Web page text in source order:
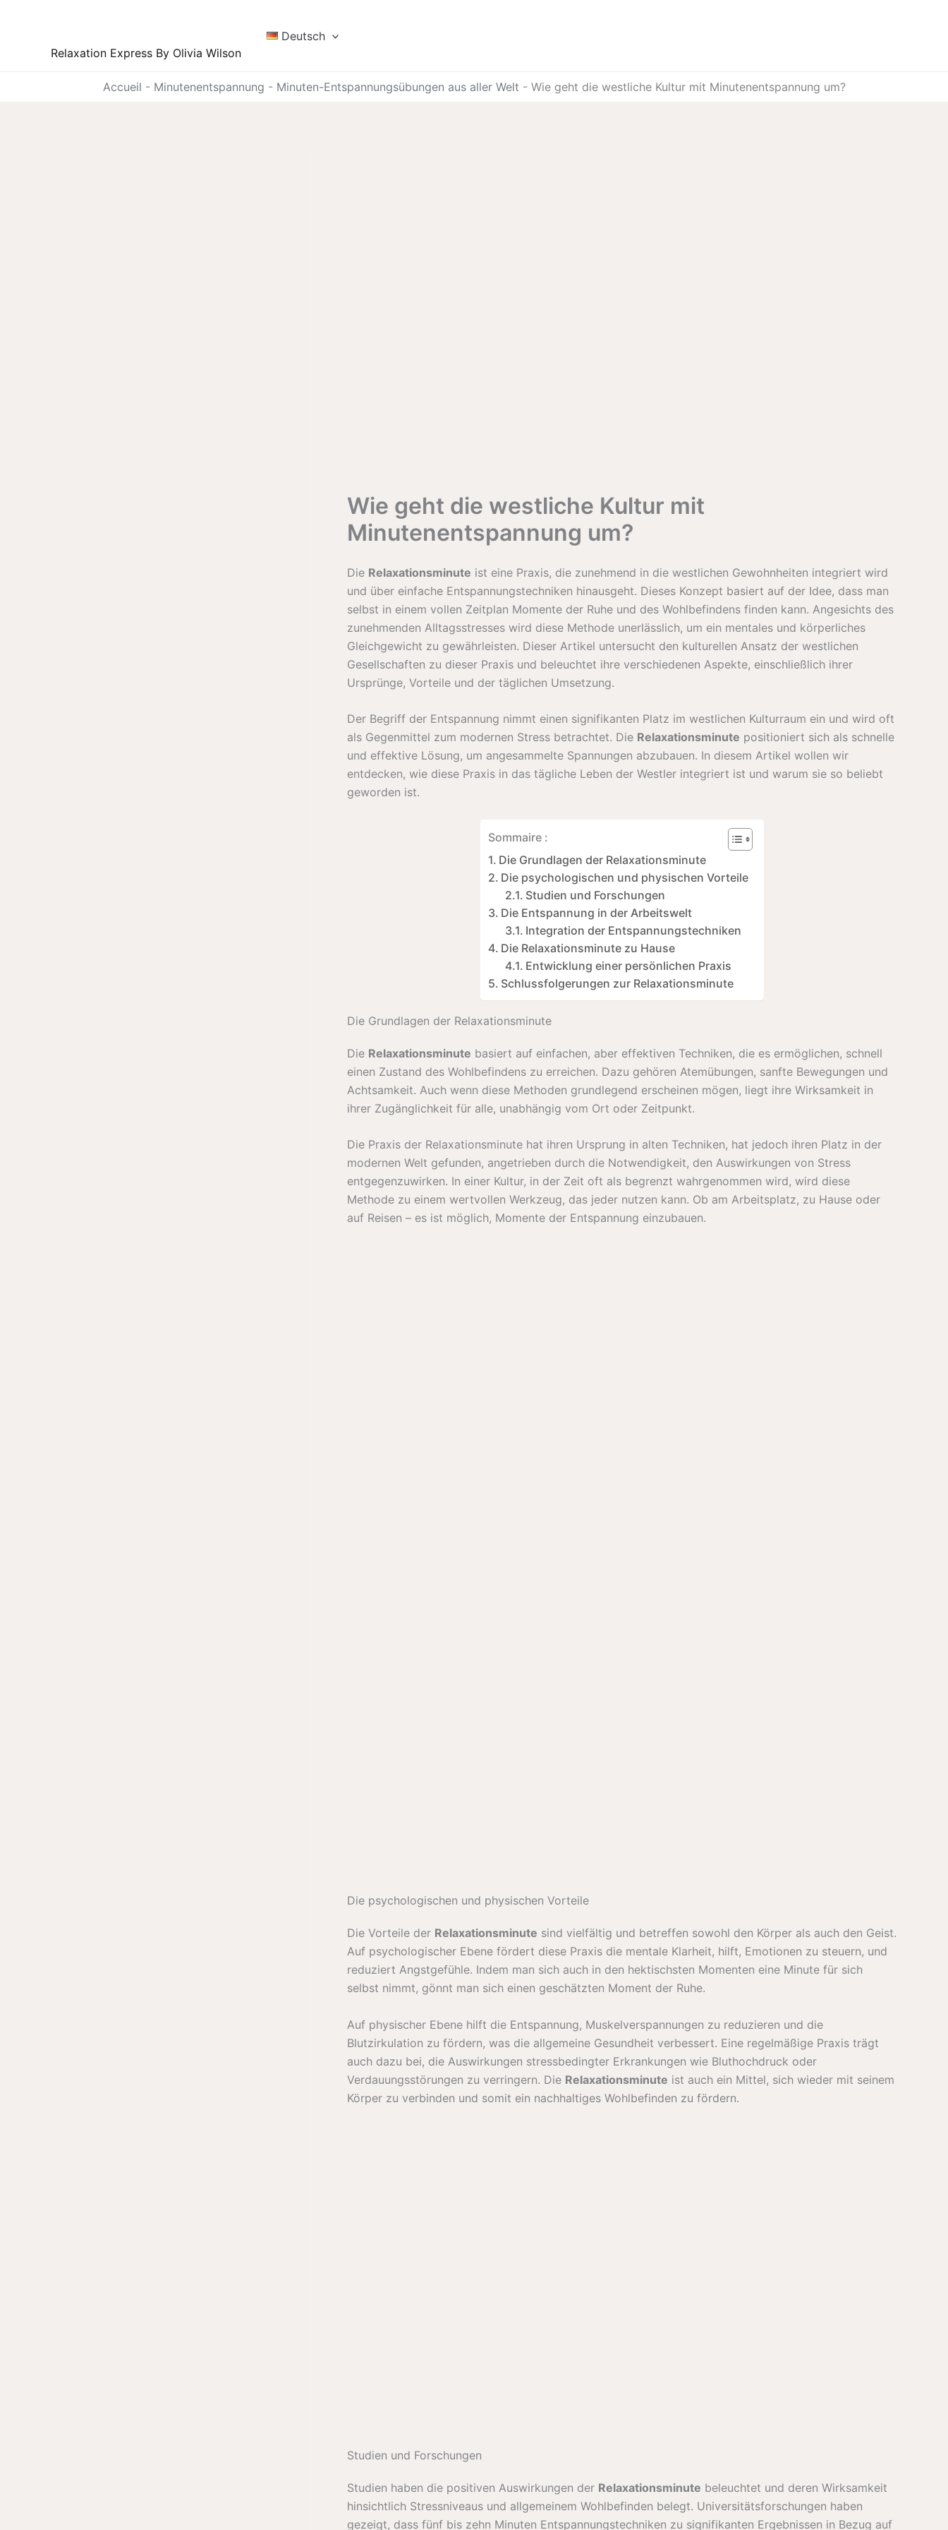
Relaxation Express By Olivia Wilson
Deutsch
Accueil - Minutenentspannung - Minuten-Entspannungsübungen aus aller Welt - Wie geht die westliche Kultur mit Minutenentspannung um?
Wie geht die westliche Kultur mit
Minutenentspannung um?
Die Relaxationsminute ist eine Praxis, die zunehmend in die westlichen Gewohnheiten integriert wird
und über einfache Entspannungstechniken hinausgeht. Dieses Konzept basiert auf der Idee, dass man
selbst in einem vollen Zeitplan Momente der Ruhe und des Wohlbefindens finden kann. Angesichts des
zunehmenden Alltagsstresses wird diese Methode unerlässlich, um ein mentales und körperliches
Gleichgewicht zu gewährleisten. Dieser Artikel untersucht den kulturellen Ansatz der westlichen
Gesellschaften zu dieser Praxis und beleuchtet ihre verschiedenen Aspekte, einschließlich ihrer
Ursprünge, Vorteile und der täglichen Umsetzung.
Der Begriff der Entspannung nimmt einen signifikanten Platz im westlichen Kulturraum ein und wird oft
als Gegenmittel zum modernen Stress betrachtet. Die Relaxationsminute positioniert sich als schnelle
und effektive Lösung, um angesammelte Spannungen abzubauen. In diesem Artikel wollen wir
entdecken, wie diese Praxis in das tägliche Leben der Westler integriert ist und warum sie so beliebt
geworden ist.
Sommaire :
Die Grundlagen der Relaxationsminute
Die psychologischen und physischen Vorteile
Studien und Forschungen
Die Entspannung in der Arbeitswelt
Integration der Entspannungstechniken
Die Relaxationsminute zu Hause
Entwicklung einer persönlichen Praxis
Schlussfolgerungen zur Relaxationsminute
Die Grundlagen der Relaxationsminute
Die Relaxationsminute basiert auf einfachen, aber effektiven Techniken, die es ermöglichen, schnell
einen Zustand des Wohlbefindens zu erreichen. Dazu gehören Atemübungen, sanfte Bewegungen und
Achtsamkeit. Auch wenn diese Methoden grundlegend erscheinen mögen, liegt ihre Wirksamkeit in
ihrer Zugänglichkeit für alle, unabhängig vom Ort oder Zeitpunkt.
Die Praxis der Relaxationsminute hat ihren Ursprung in alten Techniken, hat jedoch ihren Platz in der
modernen Welt gefunden, angetrieben durch die Notwendigkeit, den Auswirkungen von Stress
entgegenzuwirken. In einer Kultur, in der Zeit oft als begrenzt wahrgenommen wird, wird diese
Methode zu einem wertvollen Werkzeug, das jeder nutzen kann. Ob am Arbeitsplatz, zu Hause oder
auf Reisen – es ist möglich, Momente der Entspannung einzubauen.
Die psychologischen und physischen Vorteile
Die Vorteile der Relaxationsminute sind vielfältig und betreffen sowohl den Körper als auch den Geist.
Auf psychologischer Ebene fördert diese Praxis die mentale Klarheit, hilft, Emotionen zu steuern, und
reduziert Angstgefühle. Indem man sich auch in den hektischsten Momenten eine Minute für sich
selbst nimmt, gönnt man sich einen geschätzten Moment der Ruhe.
Auf physischer Ebene hilft die Entspannung, Muskelverspannungen zu reduzieren und die
Blutzirkulation zu fördern, was die allgemeine Gesundheit verbessert. Eine regelmäßige Praxis trägt
auch dazu bei, die Auswirkungen stressbedingter Erkrankungen wie Bluthochdruck oder
Verdauungsstörungen zu verringern. Die Relaxationsminute ist auch ein Mittel, sich wieder mit seinem
Körper zu verbinden und somit ein nachhaltiges Wohlbefinden zu fördern.
Studien und Forschungen
Studien haben die positiven Auswirkungen der Relaxationsminute beleuchtet und deren Wirksamkeit
hinsichtlich Stressniveaus und allgemeinem Wohlbefinden belegt. Universitätsforschungen haben
gezeigt, dass fünf bis zehn Minuten Entspannungstechniken zu signifikanten Ergebnissen in Bezug auf